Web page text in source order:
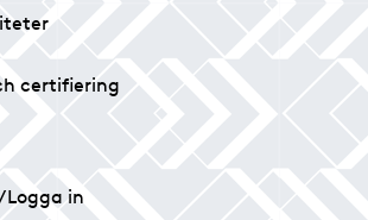
certifiering
Logga in